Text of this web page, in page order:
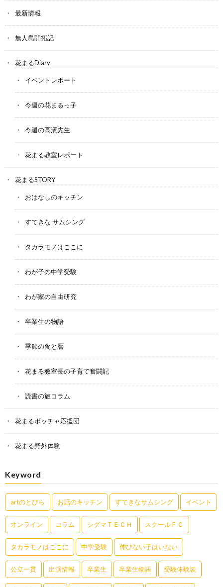
最新情報
無人島開拓記
花まるDiary
イベントレポート
今週の花まるっ子
今週の高濱先生
花まる教室レポート
花まるSTORY
おはなしのキッチン
すてきな サムシング
タカラモノはここに
わが子の中学受験
わが家の自由研究
卒業生の物語
季節の食と暦
花まる教室長の子育て奮闘記
読書の旅コラム
花まるボッチャ応援団
花まる野外体験
Keyword
artのとびら お話のキッチン すてきなサムシング イベント
オンライン コラム シグマＴＥＣＨ スクールＦＣ
タカラモノはここに 中学受験 伸びない子はいない
公立一貫 出演情報 卒業生 卒業生物語 受験体験談